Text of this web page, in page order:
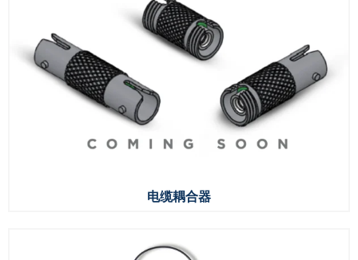
电缆耦合器